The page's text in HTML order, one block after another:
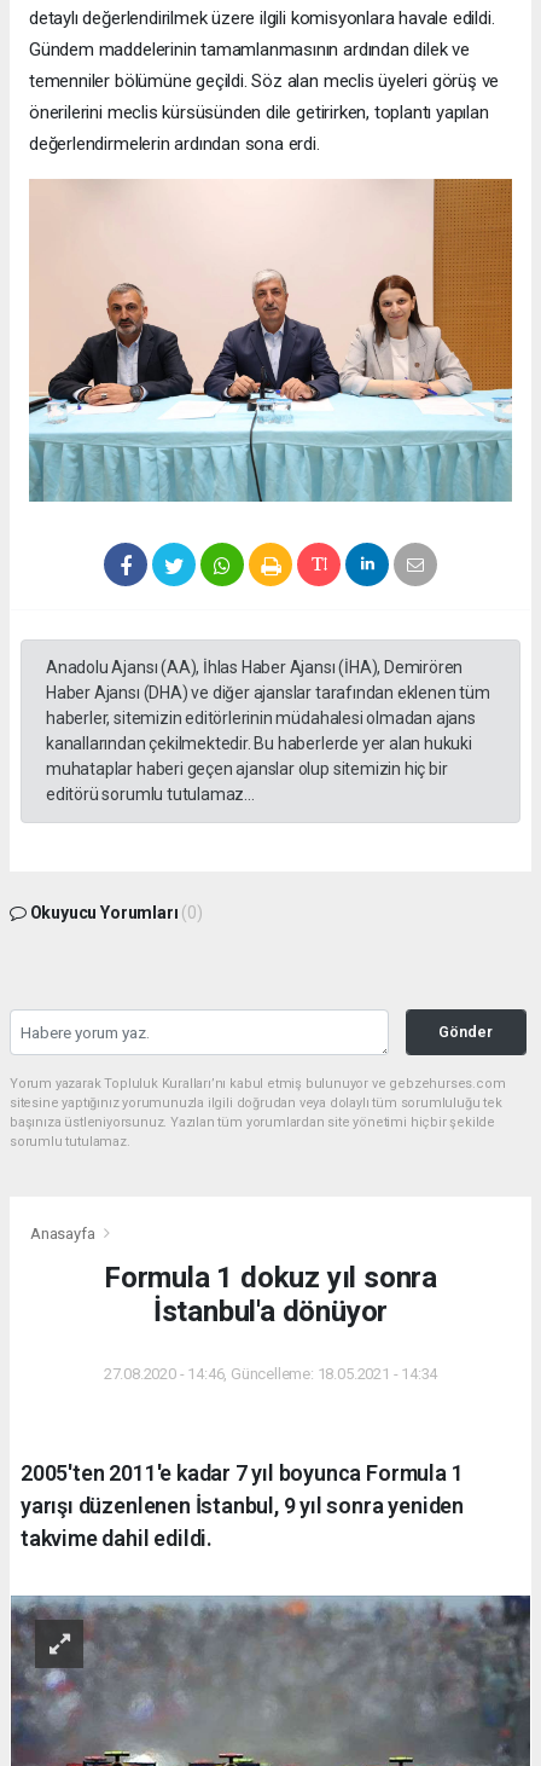
detaylı değerlendirilmek üzere ilgili komisyonlara havale edildi.
Gündem maddelerinin tamamlanmasının ardından dilek ve
temenniler bölümüne geçildi. Söz alan meclis üyeleri görüş ve
önerilerini meclis kürsüsünden dile getirirken, toplantı yapılan
değerlendirmelerin ardından sona erdi.
Anadolu Ajansı (AA), İhlas Haber Ajansı (İHA), Demirören
Haber Ajansı (DHA) ve diğer ajanslar tarafından eklenen tüm
haberler, sitemizin editörlerinin müdahalesi olmadan ajans
kanallarından çekilmektedir. Bu haberlerde yer alan hukuki
muhataplar haberi geçen ajanslar olup sitemizin hiç bir
editörü sorumlu tutulamaz...
Okuyucu Yorumları (0)
Gönder
Yorum yazarak Topluluk Kuralları’nı kabul etmiş bulunuyor ve gebzehurses.com
sitesine yaptığınız yorumunuzla ilgili doğrudan veya dolaylı tüm sorumluluğu tek
başınıza üstleniyorsunuz. Yazılan tüm yorumlardan site yönetimi hiçbir şekilde
sorumlu tutulamaz.
Anasayfa
Formula 1 dokuz yıl sonra
İstanbul'a dönüyor
27.08.2020 - 14:46, Güncelleme: 18.05.2021 - 14:34
2005'ten 2011'e kadar 7 yıl boyunca Formula 1
yarışı düzenlenen İstanbul, 9 yıl sonra yeniden
takvime dahil edildi.